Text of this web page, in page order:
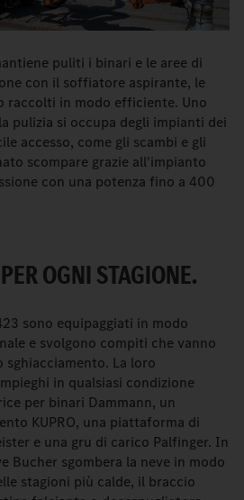
puliti i binari e le aree di
con il soffiatore aspirante, le
raccolti in modo efficiente. Uno
pulizia si occupa degli impianti dei
accesso, come gli scambi e gli
scompare grazie all'impianto
con una potenza fino a 400
OGNI STAGIONE.
sono equipaggiati in modo
e svolgono compiti che vanno
sghiacciamento. La loro
in qualsiasi condizione
per binari Dammann, un
KUPRO, una piattaforma di
e una gru di carico Palfinger. In
Bucher sgombera la neve in modo
stagioni più calde, il braccio